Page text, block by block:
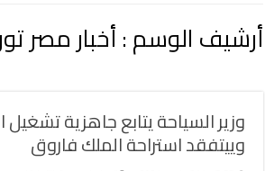
أرشيف الوسم :أخبار مصر
وزير السياحة يتابع جاهزية تشغيل
وييتفقد استراحة الملك فاروق